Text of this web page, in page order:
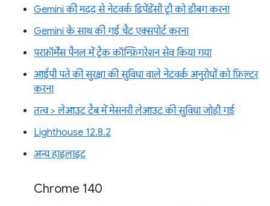
Gemini की मदद से नेटवर्क डिपेंडेंसी ट्री को डीबग करना
Gemini के साथ की गई चैट एक्सपोर्ट करना
परफ़ॉर्मेंस पैनल में ट्रैक कॉन्फ़िगरेशन सेव किया गया
आईपी पते की सुरक्षा की सुविधा वाले नेटवर्क अनुरोधों को फ़िल्टर
करना
तत्व > लेआउट टैब में मेसनरी लेआउट की सुविधा जोड़ी गई
Lighthouse 12.8.2
अन्य हाइलाइट
Chrome 140